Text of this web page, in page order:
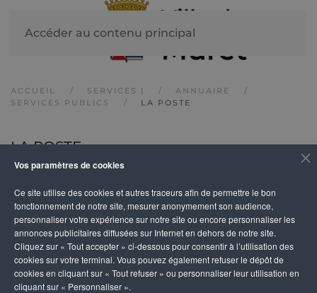
Vos paramètres de cookies
Ce site utilise des cookies et autres traceurs afin de permettre le bon
fonctionnement de notre site, mesurer anonymement son audience,
personnaliser votre expérience sur notre site ou encore personnaliser les
annonces publicitaires diffusées sur Internet en dehors de notre site.
Cliquez sur « Tout accepter » ci-dessous pour consentir à l’utilisation des
cookies sur votre terminal. Vous pouvez également refuser le dépôt de
cookies en cliquant sur « Tout refuser » ou personnaliser leur utilisation en
cliquant sur « Personnaliser ».
Accéder au contenu principal
ACCUEIL SERVICES |
ANNUAIRE
SERVICES PUBLICS
LA POSTE
LA POSTE
DÉTAILS
Adresse
19, avenue Pierre d'Aragon
31600 Muret
Téléphone
36 41